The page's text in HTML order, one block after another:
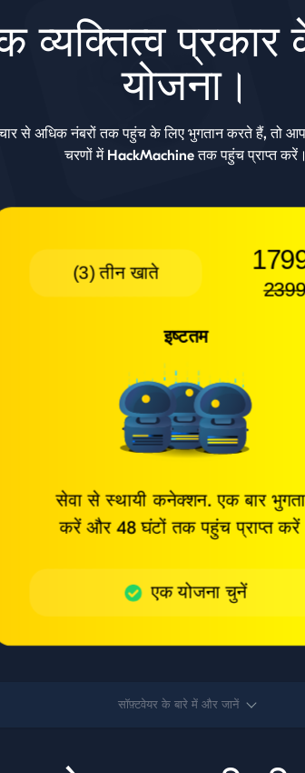
व्यक्तित्व
योजना।
से अधिक नंबरों तक पहुंच के लिए भुगतान करते हैं, तो
चरणों में HackMachine तक पहुंच प्राप्त करें।
(3) तीन खाते
इष्टतम
सेवा से स्थायी कनेक्शन. एक बार
करें और 48 घंटों तक पहुंच प्राप्त
एक योजना चुनें
सॉफ़्टवेयर के बारे में और जानें